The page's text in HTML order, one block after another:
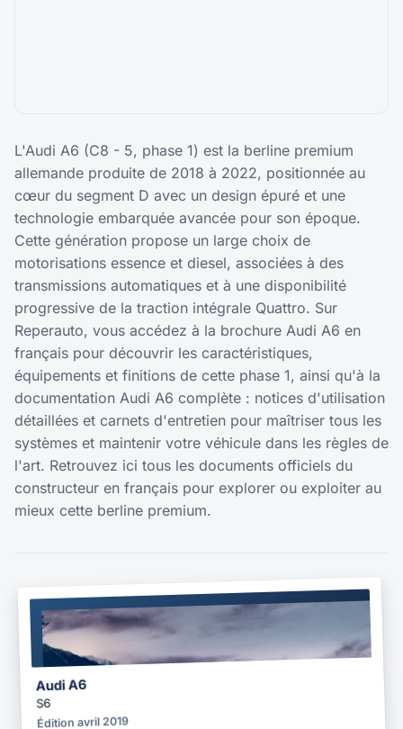
L'Audi A6 (C8 - 5, phase 1) est la berline premium
allemande produite de 2018 à 2022, positionnée au
cœur du segment D avec un design épuré et une
technologie embarquée avancée pour son époque.
Cette génération propose un large choix de
motorisations essence et diesel, associées à des
transmissions automatiques et à une disponibilité
progressive de la traction intégrale Quattro. Sur
Reperauto, vous accédez à la brochure Audi A6 en
français pour découvrir les caractéristiques,
équipements et finitions de cette phase 1, ainsi qu'à la
documentation Audi A6 complète : notices d'utilisation
détaillées et carnets d'entretien pour maîtriser tous les
systèmes et maintenir votre véhicule dans les règles de
l'art. Retrouvez ici tous les documents officiels du
constructeur en français pour explorer ou exploiter au
mieux cette berline premium.
BROCHURE 2019
Audi A6
S6
Édition avril 2019